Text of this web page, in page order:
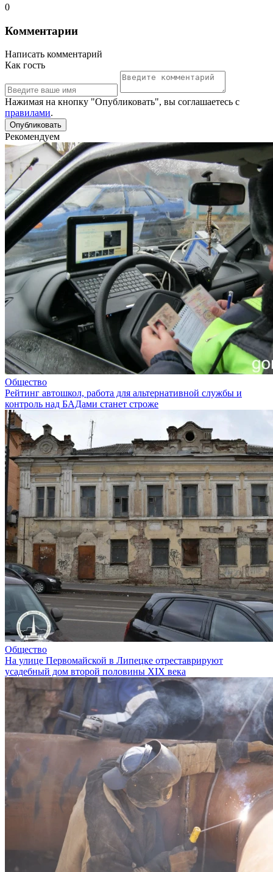
0
Комментарии
Написать комментарий
Как гость
Нажимая на кнопку "Опубликовать", вы соглашаетесь с
правилами.
Рекомендуем
Общество
Рейтинг автошкол, работа для альтернативной службы и
контроль над БАДами станет строже
Общество
На улице Первомайской в Липецке отреставрируют
усадебный дом второй половины XIX века